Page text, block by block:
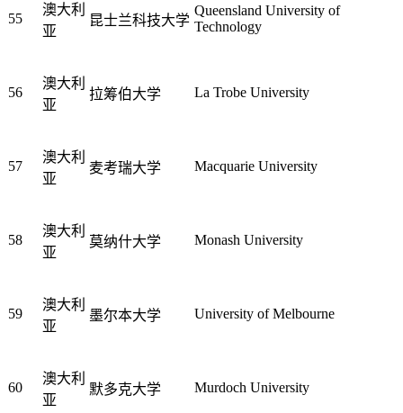
55
澳大利
亚
昆士兰科技大学
Queensland University of
Technology
56
澳大利
亚
拉筹伯大学 La Trobe University
57
澳大利
亚
麦考瑞大学 Macquarie University
58
澳大利
亚
莫纳什大学 Monash University
59
澳大利
亚
墨尔本大学 University of Melbourne
60
澳大利
亚
默多克大学 Murdoch University